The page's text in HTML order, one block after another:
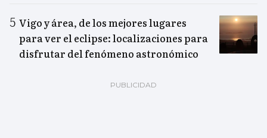
Vigo y área, de los mejores lugares
para ver el eclipse: localizaciones para
disfrutar del fenómeno astronómico